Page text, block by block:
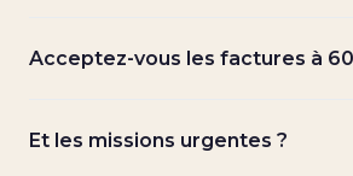
Acceptez-vous les factures à
Et les missions urgentes ?